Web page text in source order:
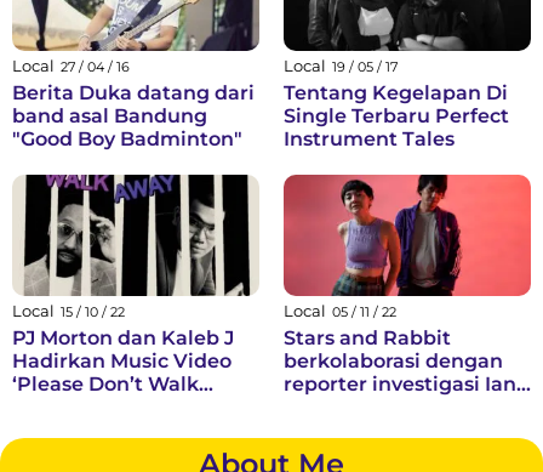
Local 27 / 04 / 16
Berita Duka datang dari
band asal Bandung
"Good Boy Badminton"
Local 19 / 05 / 17
Tentang Kegelapan Di
Single Terbaru Perfect
Instrument Tales
Local 15 / 10 / 22
PJ Morton dan Kaleb J
Hadirkan Music Video
‘Please Don’t Walk
Local 05 / 11 / 22
Stars and Rabbit
berkolaborasi dengan
reporter investigasi Ian
Project
About Me